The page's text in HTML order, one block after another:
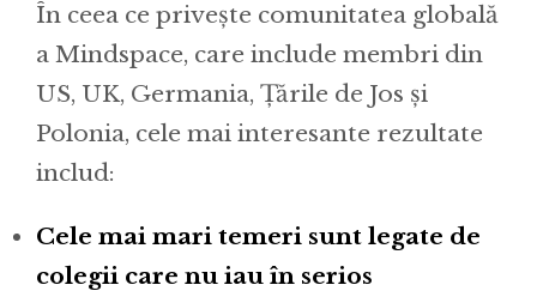
În ceea ce privește comunitatea globală
a Mindspace, care include membri din
US, UK, Germania, Țările de Jos și
Polonia, cele mai interesante rezultate
includ:
Cele mai mari temeri sunt legate de
colegii care nu iau în serios